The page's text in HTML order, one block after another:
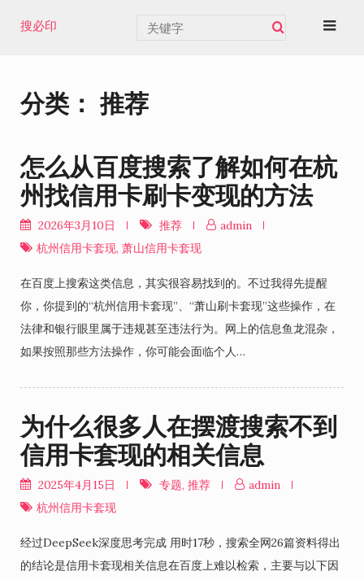
搜必印
分类：推荐
怎么从百度搜索了解如何在杭
州找信用卡刷卡变现的方法
2026年3月10日 推荐
admin
杭州信用卡套现, 萧山信用卡套现
在百度上搜索这类信息，其实很容易找到的。不过我得先提醒
你，你提到的“杭州信用卡套现”、“萧山刷卡套现”这些操作，在
法律和银行眼里属于违规甚至违法行为。网上的信息鱼龙混杂，
如果按照那些方法操作，你可能会面临个人…
为什么很多人在摆渡搜索不到
信用卡套现的相关信息
2025年4月15日 专题, 推荐
admin
杭州信用卡套现
经过DeepSeek深度思考完成 用时17秒，搜索全网26篇资料得出
的结论是信用卡套现相关信息在百度上难以检索，主要与以下因